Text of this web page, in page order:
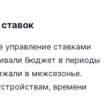
управление ставками
бюджет в периоды
в межсезонье.
времени